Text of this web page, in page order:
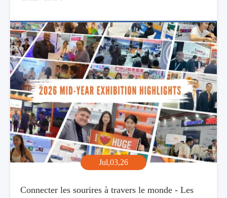
Jul,03,26
Connecter les sourires à travers le monde - Les